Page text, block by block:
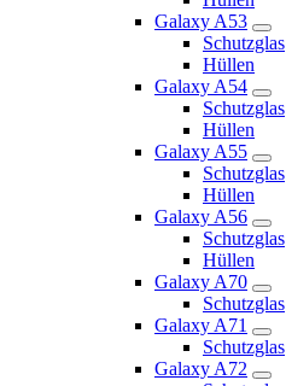
Galaxy A53
Schutzglas
Hüllen
Galaxy A54
Schutzglas
Hüllen
Galaxy A55
Schutzglas
Hüllen
Galaxy A56
Schutzglas
Hüllen
Galaxy A70
Schutzglas
Galaxy A71
Schutzglas
Galaxy A72